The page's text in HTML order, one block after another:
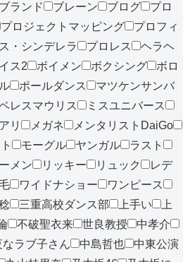
ブランド ブレーン ブログ
プロ
プロジェクトマッピング
プロフィ
・シンデレラ プロレス
ヘラヘ
ス2 ボイメン ボクシング
ボロ
ポールダンス
マツケンサンバ
レスマウリス
ミスユニバース
リ メガネ
メンタリストDaiGo
モーグル ヤンガル
ラスト
メン リッキー リュック
レデ
ワイドナショー
ワンピース
三重高校ダンス部 上手い
上
不破聖衣来 世良教授
中孝介
ラブ子さん
中島哲也
中東公演